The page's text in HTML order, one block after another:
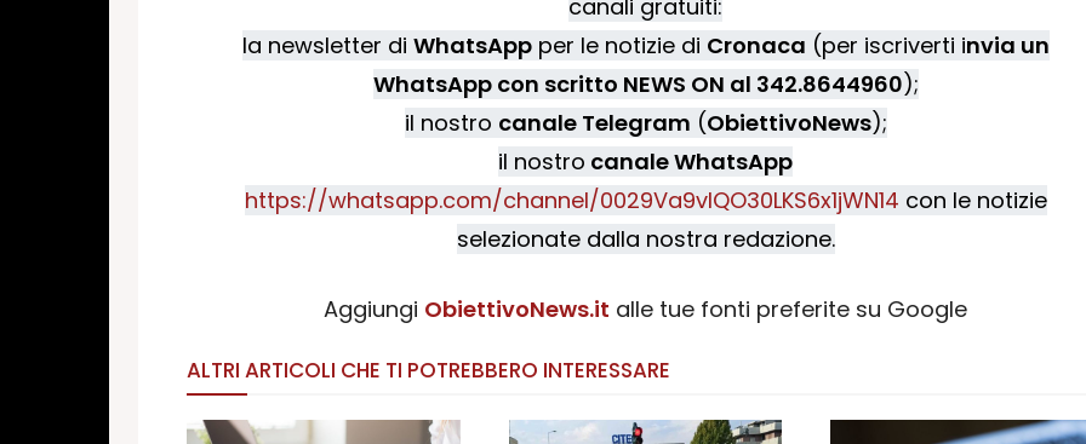
canali gratuiti:
la newsletter di WhatsAppper le notizie di Cronaca (per iscriverti invia un
WhatsApp con scritto NEWS ON al 342.8644960);
il nostro canale Telegram (ObiettivoNews);
il nostro canale WhatsApp
https://whatsapp.com/channel/0029Va9vIQO30LKS6x1jWN14 con le notizie
selezionate dalla nostra redazione.
Aggiungi ObiettivoNews.it alle tue fonti preferite su Google
ALTRI ARTICOLI CHE TI POTREBBERO INTERESSARE